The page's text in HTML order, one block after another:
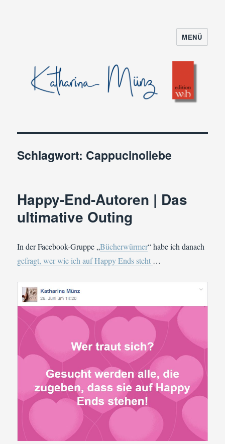
MENÜ
Schlagwort: Cappucinoliebe
Happy-End-Autoren | Das
ultimative Outing
In der Facebook-Gruppe „Bücherwürmer“ habe ich danach
gefragt, wer wie ich auf Happy Ends steht …